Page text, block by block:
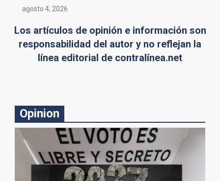
agosto 4, 2026
Los artículos de opinión e información son
responsabilidad del autor y no reflejan la
línea editorial de contralínea.net
Opinion